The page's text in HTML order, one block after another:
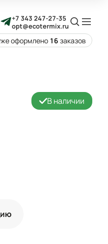
+7 343 247-27-35
opt@ecotermix.ru
оформлено 16 заказов
В наличии